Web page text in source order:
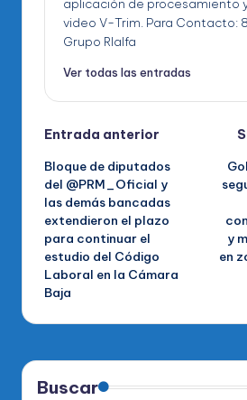
aplicación de procesamiento
video V-Trim. Para Contacto:
Grupo RIalfa
Ver todas las entradas
Navegación
de
entradas
Entrada anterior
Bloque de diputados
del @PRM_Oficial y
las demás bancadas
extendieron el plazo
⁠para continuar el
estudio del Código
Laboral en la Cámara
Baja
y
en
Buscar